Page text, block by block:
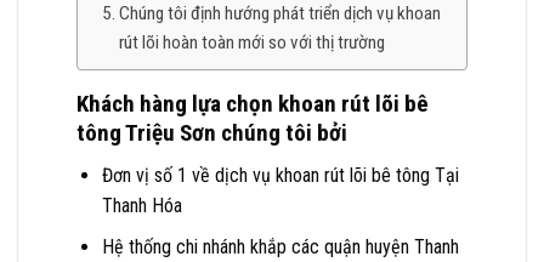
Chúng tôi định hướng phát triển dịch vụ khoan
rút lõi hoàn toàn mới so với thị trường
Khách hàng lựa chọn khoan rút lõi bê
tông Triệu Sơn chúng tôi bởi
Đơn vị số 1 về dịch vụ khoan rút lõi bê tông Tại
Thanh Hóa
Hệ thống chi nhánh khắp các quận huyện Thanh